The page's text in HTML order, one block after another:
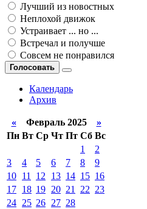
Лучший из новостных
Неплохой движок
Устраивает ... но ...
Встречал и получше
Совсем не понравился
Голосовать
Календарь
Архив
«Февраль 2025 »
Пн Вт Ср Чт Пт Сб Вс
1
2
3
4 5 6 7 8
9
10 11 12 13 14 15 16
17 18 19 20 21 22 23
24 25 26 27 28